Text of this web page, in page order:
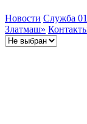
Новости Служба 01
Златмаш»